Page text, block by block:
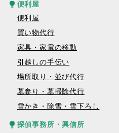
便利屋
便利屋
買い物代行
家具・家電の移動
引越しの手伝い
場所取り・並び代行
墓参り・墓掃除代行
雪かき・除雪・雪下ろし
探偵事務所・興信所